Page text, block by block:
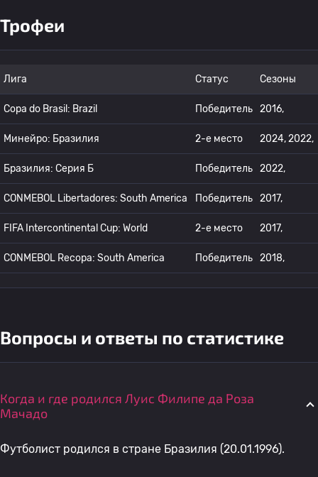
Трофеи
Лига Статус Сезоны
Copa do Brasil: Brazil Победитель 2016,
Минейро: Бразилия 2-е место 2024, 2022,
Бразилия: Серия Б Победитель 2022,
CONMEBOL Libertadores: South America Победитель 2017,
FIFA Intercontinental Cup: World 2-е место 2017,
CONMEBOL Recopa: South America Победитель 2018,
Вопросы и ответы по статистике
Когда и где родился Луис Филипе да Роза
Мачадо
Футболист родился в стране Бразилия (20.01.1996).